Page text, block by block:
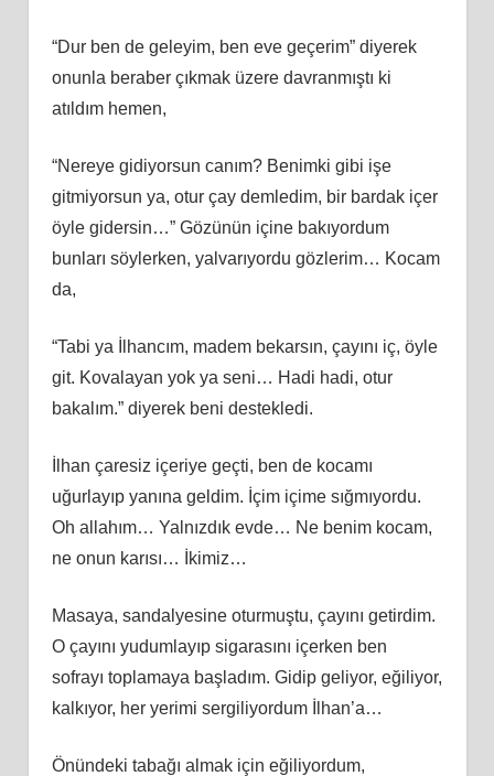
“Dur ben de geleyim, ben eve geçerim” diyerek
onunla beraber çıkmak üzere davranmıştı ki
atıldım hemen,
“Nereye gidiyorsun canım? Benimki gibi işe
gitmiyorsun ya, otur çay demledim, bir bardak içer
öyle gidersin…” Gözünün içine bakıyordum
bunları söylerken, yalvarıyordu gözlerim… Kocam
da,
“Tabi ya İlhancım, madem bekarsın, çayını iç, öyle
git. Kovalayan yok ya seni… Hadi hadi, otur
bakalım.” diyerek beni destekledi.
İlhan çaresiz içeriye geçti, ben de kocamı
uğurlayıp yanına geldim. İçim içime sığmıyordu.
Oh allahım… Yalnızdık evde… Ne benim kocam,
ne onun karısı… İkimiz…
Masaya, sandalyesine oturmuştu, çayını getirdim.
O çayını yudumlayıp sigarasını içerken ben
sofrayı toplamaya başladım. Gidip geliyor, eğiliyor,
kalkıyor, her yerimi sergiliyordum İlhan’a…
Önündeki tabağı almak için eğiliyordum,